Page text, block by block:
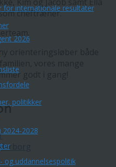
for internationale resultater
2026
politikker
2024-2028
og uddannelsespolitik
som cheftræner.
orienteringsløber både
godt i gang!